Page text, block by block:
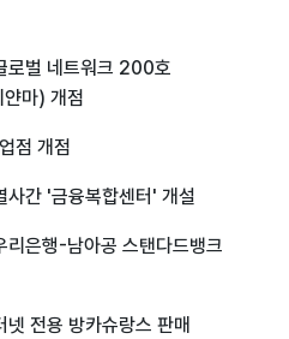
로벌 네트워크 200호
얀마) 개점
점 개점
사간 '금융복합센터' 개설
리은행-남아공 스탠다드뱅크
넷 전용 방카슈랑스 판매